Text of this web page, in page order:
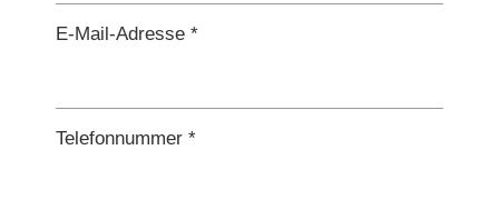
E-Mail-Adresse *
Telefonnummer *